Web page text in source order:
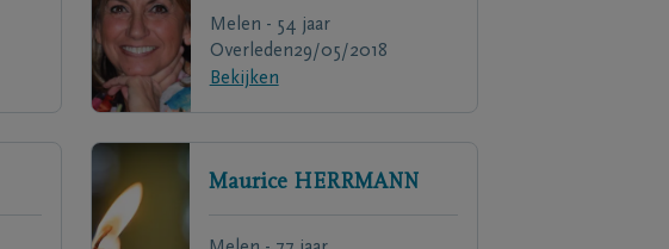
Melen - 54 jaar
Overleden29/05/2018
Bekijken
Maurice HERRMANN